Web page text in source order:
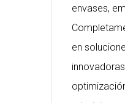
envases,
en